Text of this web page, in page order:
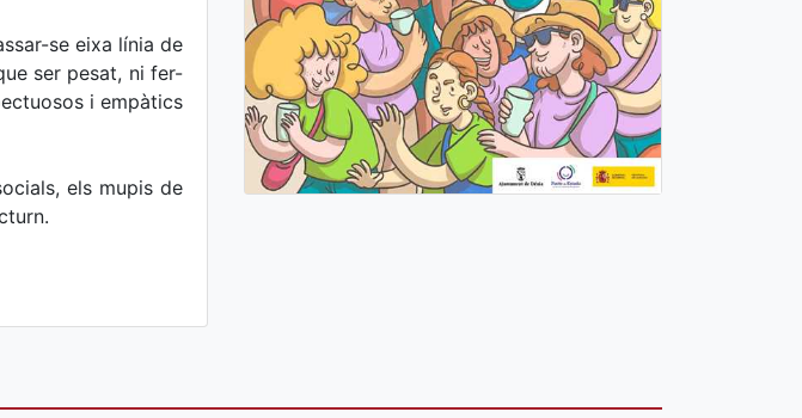
se eixa línia de
ser pesat, ni fer-
i empàtics
els mupis de